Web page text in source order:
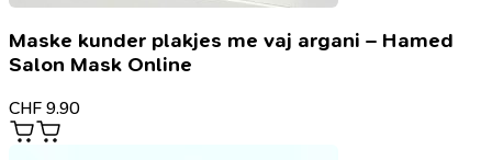
Maske kunder plakjes me vaj argani – Hamed
Salon Mask Online
CHF 9.90